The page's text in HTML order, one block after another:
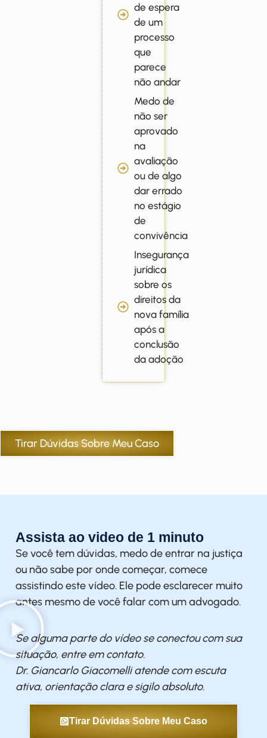
de espera
de um
processo
que
parece
não andar
Medo de
não ser
aprovado
na
avaliação
ou de algo
dar errado
no estágio
de
convivência
Insegurança
jurídica
sobre os
direitos da
nova família
após a
conclusão
da adoção
Tirar Dúvidas Sobre Meu Caso
Assista ao video de 1 minuto
Se você tem dúvidas, medo de entrar na justiça
ou não sabe por onde começar, comece
assistindo este vídeo. Ele pode esclarecer muito
antes mesmo de você falar com um advogado.
Se alguma parte do vídeo se conectou com sua
situação, entre em contato.
Dr. Giancarlo Giacomelli atende com escuta
ativa, orientação clara e sigilo absoluto.
Tirar Dúvidas Sobre Meu Caso